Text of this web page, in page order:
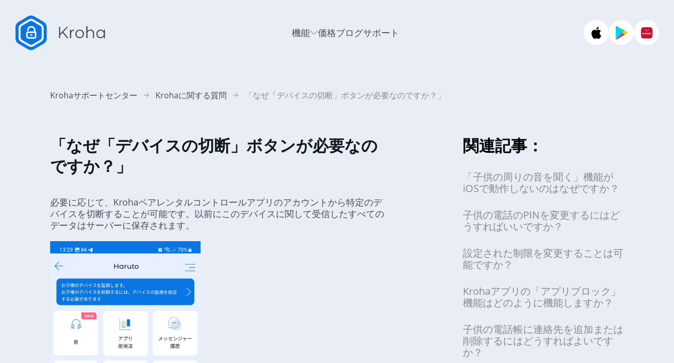
機能 価格ブログサポート
Krohaサポートセンター Krohaに関する質問 「なぜ「デバイスの切断」ボタンが必要なのですか？」
「なぜ「デバイスの切断」ボタンが必要なの
ですか？」
必要に応じて、Krohaペアレンタルコントロールアプリのアカウントから特定のデ
バイスを切断することが可能です。以前にこのデバイスに関して受信したすべての
データはサーバーに保存されます。
関連記事：
「子供の周りの音を聞く」機能が
iOSで動作しないのはなぜですか？
子供の電話のPINを変更するにはど
うすればいいですか？
設定された制限を変更することは可
能ですか？
Krohaアプリの「アプリブロック」
機能はどのように機能しますか？
子供の電話帳に連絡先を追加または
削除するにはどうすればよいです
か？